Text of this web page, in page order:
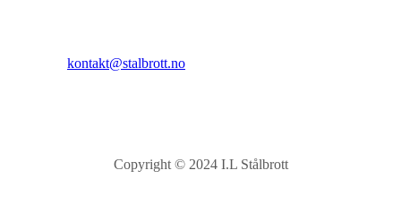
kontakt@stalbrott.no
Copyright © 2024 I.L Stålbrott